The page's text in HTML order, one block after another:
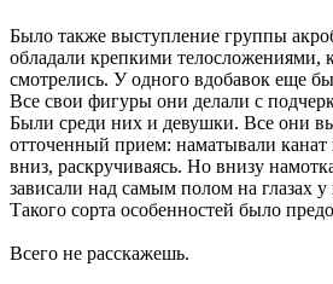
Было также выступление группы
обладали крепкими телосложениями,
смотрелись. У одного вдобавок еще
Все свои фигуры они делали с
Были среди них и девушки. Все они
отточенный прием: наматывали канат
вниз, раскручиваясь. Но внизу
зависали над самым полом на глазах
Такого сорта особенностей было
Всего не расскажешь.